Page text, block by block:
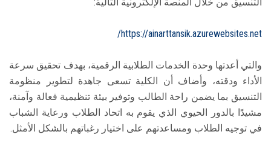
التنسيق من خلال المنصة الإلكترونية التالية:
https://ainarttansik.azurewebsites.net/
والتي أعدتها وحدة الخدمات الطلابية الرقمية، بهدف تحقيق سرعة
الأداء ودقته، وأضاف أن الكلية تسعى جاهدة لتطوير منظومة
التنسيق بما يضمن راحة الطالب وتوفير بيئة تنظيمية فعالة وآمنة،
مشيدًا بالدور الحيوي الذي يقوم به اتحاد الطلاب ورعاية الشباب
في توجيه الطلاب ومساعدتهم على اختيار رغباتهم بالشكل الأمثل.